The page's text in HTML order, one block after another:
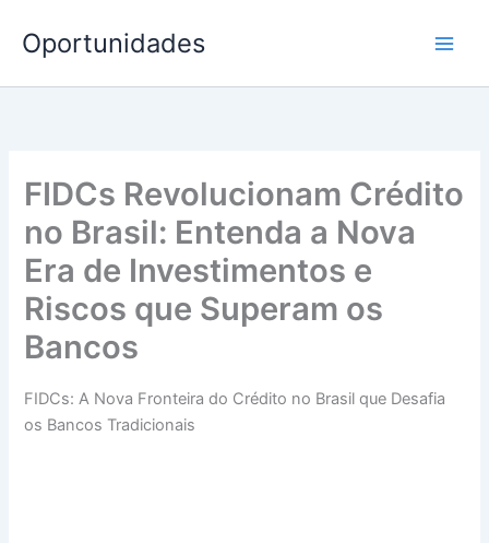
para
conteúdo
Oportunidades
FIDCs Revolucionam Crédito
no Brasil: Entenda a Nova
Era de Investimentos e
Riscos que Superam os
Bancos
FIDCs: A Nova Fronteira do Crédito no Brasil que Desafia
os Bancos Tradicionais